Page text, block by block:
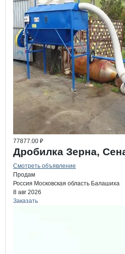
77877.00 ₽
Дробилка Зерна,
Смотреть объявление
Продам
Россия Московская область Балашиха
8 авг 2026
Заказать